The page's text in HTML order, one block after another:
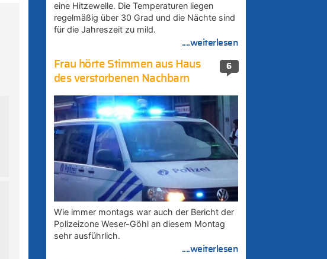
eine Hitzewelle. Die Temperaturen liegen
regelmäßig über 30 Grad und die Nächte sind
für die Jahreszeit zu mild.
....weiterlesen
6
Frau hörte Stimmen aus Haus
des verstorbenen Nachbarn
Wie immer montags war auch der Bericht der
Polizeizone Weser-Göhl an diesem Montag
sehr ausführlich.
....weiterlesen